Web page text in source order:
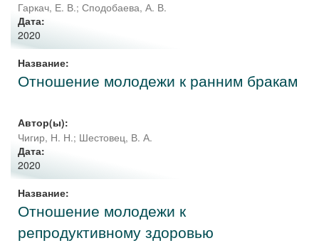
Гаркач, Е. В.; Сподобаева, А. В.
Дата:
2020
Название:
Отношение молодежи к ранним бракам
Автор(ы):
Чигир, Н. Н.; Шестовец, В. А.
Дата:
2020
Название:
Отношение молодежи к
репродуктивному здоровью